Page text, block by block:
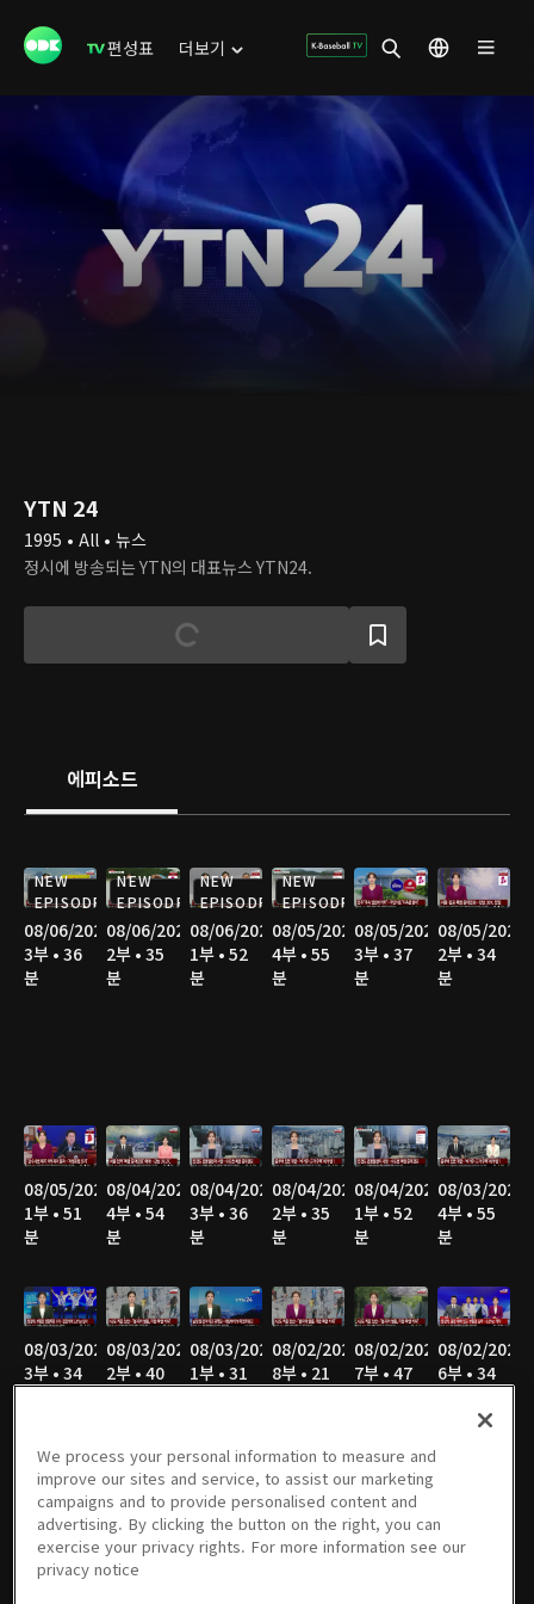
편성표 더보기
YTN 24
1995 • All • 뉴스
정시에 방송되는 YTN의 대표뉴스 YTN24.
에피소드
NEW
EPISODE
08/06/2026
3부 • 36
분
NEW
EPISODE
08/06/2026
2부 • 35
분
NEW
EPISODE
08/06/2026
1부 • 52
분
NEW
EPISODE
08/05/2026
4부 • 55
분
08/05/2026
3부 • 37
분
08/05/2026
2부 • 34
분
08/05/2026
1부 • 51
분
08/04/2026
4부 • 54
분
08/04/2026
3부 • 36
분
08/04/2026
2부 • 35
분
08/04/2026
1부 • 52
분
08/03/2026
4부 • 55
분
08/03/2026
3부 • 34
08/03/2026
2부 • 40
08/03/2026
1부 • 31
08/02/2026
8부 • 21
08/02/2026
7부 • 47
08/02/2026
6부 • 34
08/02/2026
5부 • 49
분
08/02/2026
4부 • 47
분
08/02/2026
3부 • 36
분
08/02/2026
2부 • 43
분
08/02/2026
1부 • 27
분
7부 • 21
분
We process your personal information to measure and
improve our sites and service, to assist our marketing
campaigns and to provide personalised content and
advertising. By clicking the button on the right, you can
exercise your privacy rights. For more information see our
privacy notice